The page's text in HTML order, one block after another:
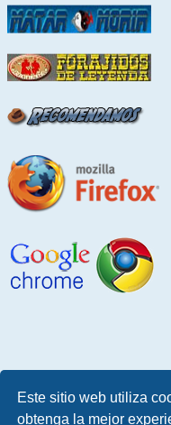
Este sitio web utiliza
obtenga la mejor